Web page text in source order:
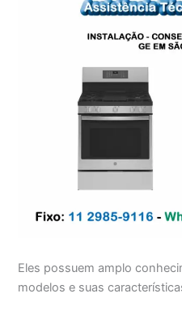
Eles possuem amplo
modelos e suas